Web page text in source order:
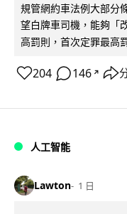
規管網約車法例大部分
望白牌車司機，能夠「
高罰則，首次定罪最高
204 146 ↗
人工智能
Lawton 1 日